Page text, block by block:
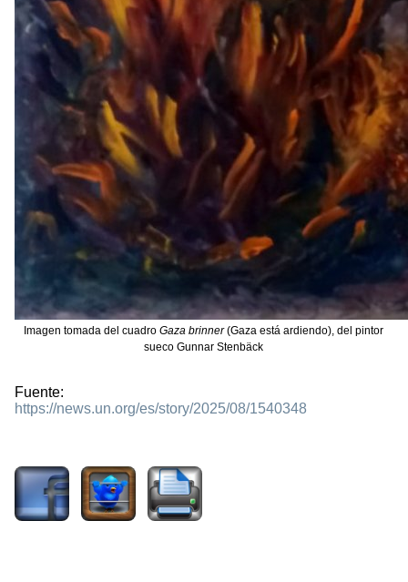
Imagen tomada del cuadroGaza brinner(Gaza está ardiendo), del pintor
sueco Gunnar Stenbäck
Fuente:
https://news.un.org/es/story/2025/08/1540348